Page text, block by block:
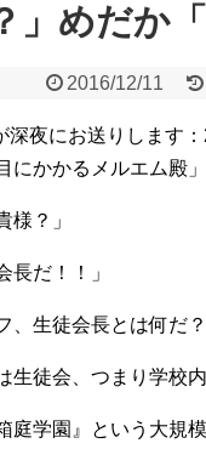
」めだか
2016/12/11
深夜にお送りします
にかかるメルエム殿」
様？」
長だ！！」
生徒会長とは何だ？
生徒会、つまり学校
庭学園』という大規